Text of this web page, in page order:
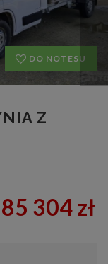
DO NOTESU
Z
85 304 zł